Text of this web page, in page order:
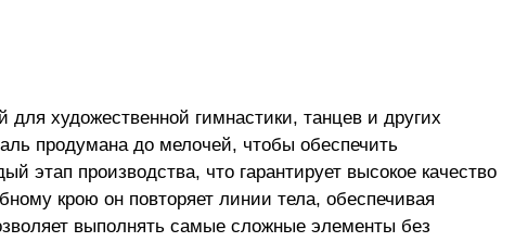
художественной гимнастики, танцев и других
продумана до мелочей, чтобы обеспечить
этап производства, что гарантирует высокое качество
крою он повторяет линии тела, обеспечивая
выполнять самые сложные элементы без